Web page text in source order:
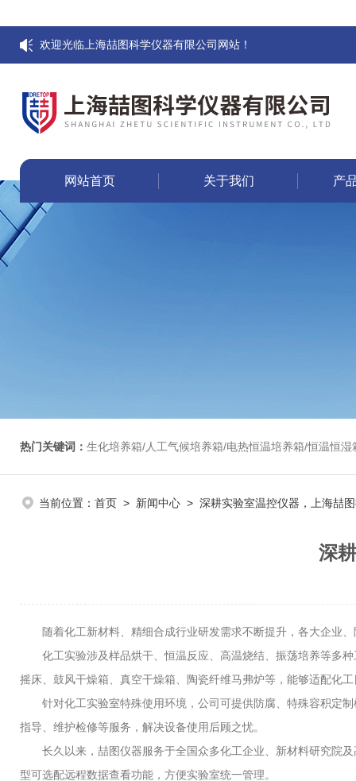
欢迎光临上海喆图科学仪器有限公司网站！
网站首页 关于我们 产
热门关键词： 生化培养箱/人工气候培养箱/电热恒温培养箱/恒温恒湿箱/光照培养箱/二氧化碳培养箱
当前位置： 首页 > 新闻中心 > 深耕实验室温控仪器，上海喆
深
随着化工新材料、精细合成行业研发需求不断提升，各大企业
化工实验涉及样品烘干、恒温反应、高温烧结、振荡培养等多
摇床、鼓风干燥箱、真空干燥箱、陶瓷纤维马弗炉等，能够适配化
针对化工实验室特殊使用环境，公司可提供防腐、特殊容积定
指导 、维护检修等服务，解决设备使用后顾之忧。
长久以来，喆图仪器服务于全国众多化工企业、新材料研究院
型可选配远程数据查看功能，方便实验室统一管理。